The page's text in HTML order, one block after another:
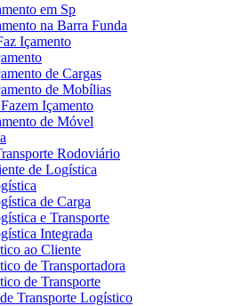
em Sp
na Barra Funda
Içamento
de Cargas
de Mobílias
Içamento
de Móvel
Rodoviário
de Logística
de Carga
e Transporte
Integrada
ao Cliente
de Transportadora
de Transporte
Transporte Logístico